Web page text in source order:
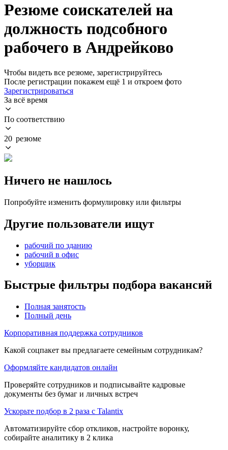
Резюме соискателей на
должность подсобного
рабочего в Андрейково
Чтобы видеть все резюме, зарегистрируйтесь
После регистрации покажем ещё 1 и откроем фото
Зарегистрироваться
За всё время
По соответствию
20 резюме
Ничего не нашлось
Попробуйте изменить формулировку или фильтры
Другие пользователи ищут
рабочий по зданию
рабочий в офис
уборщик
Быстрые фильтры подбора вакансий
Полная занятость
Полный день
Корпоративная поддержка сотрудников
Какой соцпакет вы предлагаете семейным сотрудникам?
Оформляйте кандидатов онлайн
Проверяйте сотрудников и подписывайте кадровые
документы без бумаг и личных встреч
Ускорьте подбор в 2 раза с Talantix
Автоматизируйте сбор откликов, настройте воронку,
собирайте аналитику в 2 клика